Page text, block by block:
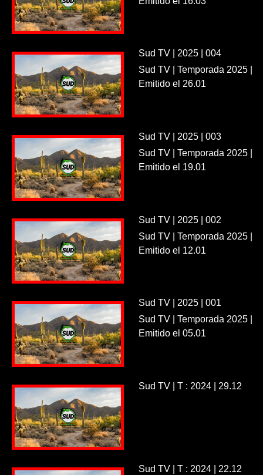
Sud TV | 2025 | 004
Sud TV | Temporada 2025 |
Emitido el 26.01
Sud TV | 2025 | 003
Sud TV | Temporada 2025 |
Emitido el 19.01
Sud TV | 2025 | 002
Sud TV | Temporada 2025 |
Emitido el 12.01
Sud TV | 2025 | 001
Sud TV | Temporada 2025 |
Emitido el 05.01
Sud TV | T : 2024 | 29.12
Sud TV | T : 2024 | 22.12